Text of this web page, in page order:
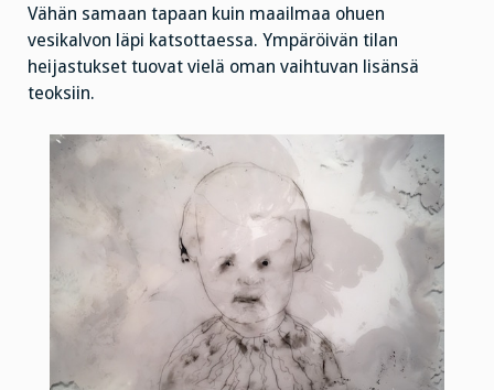
Vähän samaan tapaan kuin maailmaa ohuen
vesikalvon läpi katsottaessa. Ympäröivän tilan
heijastukset tuovat vielä oman vaihtuvan lisänsä
teoksiin.